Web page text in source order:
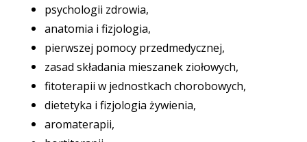
psychologii zdrowia,
anatomia i fizjologia,
pierwszej pomocy przedmedycznej,
zasad składania mieszanek ziołowych,
fitoterapii w jednostkach chorobowych,
dietetyka i fizjologia żywienia,
aromaterapii,